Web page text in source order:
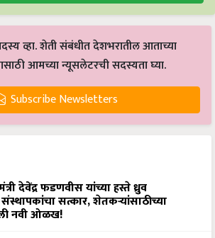
व्हा. शेती संबंधीत देशभरातील आताच्या
आमच्या न्यूसलेटरची सदस्यता घ्या.
Subscribe Newsletters
देवेंद्र फडणवीस यांच्या हस्ते ध्रुव
सत्कार, शेतकऱ्यांसाठीच्या
नवी ओळख!